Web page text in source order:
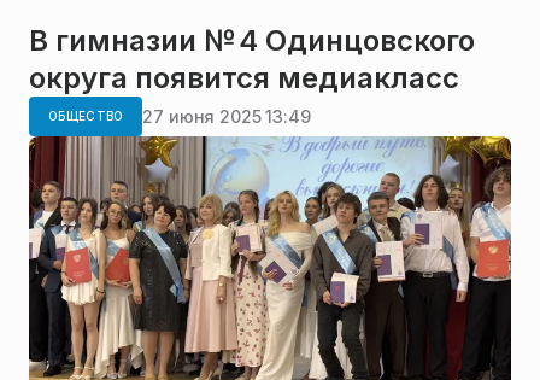
В гимназии № 4 Одинцовского
округа появится медиакласс
ОБЩЕСТВО 27 июня 2025 13:49